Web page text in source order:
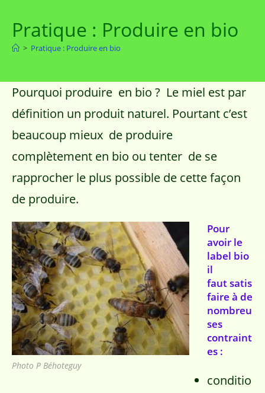
Pratique : Produire en bio
> Pratique : Produire en bio
Pourquoi produire en bio ? Le miel est par
définition un produit naturel. Pourtant c’est
beaucoup mieux de produire
complètement en bio ou tenter de se
rapprocher le plus possible de cette façon
de produire.
Photo P Béhoteguy
Pour
avoir le
label bio
il
faut satis
faire à de
nombreu
ses
contraint
es :
conditio